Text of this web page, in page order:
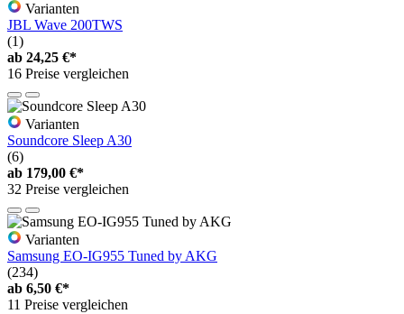
Varianten
JBL Wave 200TWS
(1)
ab 24,25 €*
16 Preise vergleichen
Varianten
Soundcore Sleep A30
(6)
ab 179,00 €*
32 Preise vergleichen
Varianten
Samsung EO-IG955 Tuned by AKG
(234)
ab 6,50 €*
11 Preise vergleichen